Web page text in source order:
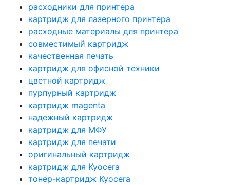
расходники для принтера
картридж для лазерного принтера
расходные материалы для принтера
совместимый картридж
качественная печать
картридж для офисной техники
цветной картридж
пурпурный картридж
картридж magenta
надежный картридж
картридж для МФУ
картридж для печати
оригинальный картридж
картридж для Kyocera
тонер-картридж Kyocera